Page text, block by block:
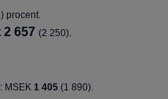
) procent.
2 657 (2 250).
: MSEK 1 405 (1 890).